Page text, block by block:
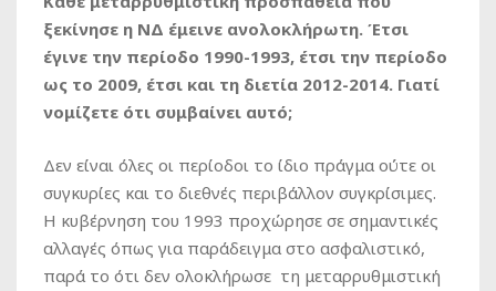
ξεκίνησε η ΝΔ έμεινε ανολοκλήρωτη. Έτσι
έγινε την περίοδο 1990-1993, έτσι την περίοδο
ως το 2009, έτσι και τη διετία 2012-2014. Γιατί
νομίζετε ότι συμβαίνει αυτό;
Δεν είναι όλες οι περίοδοι το ίδιο πράγμα ούτε οι
συγκυρίες και το διεθνές περιβάλλον συγκρίσιμες.
Η κυβέρνηση του 1993 προχώρησε σε σημαντικές
αλλαγές όπως για παράδειγμα στο ασφαλιστικό,
παρά το ότι δεν ολοκλήρωσε τη μεταρρυθμιστική